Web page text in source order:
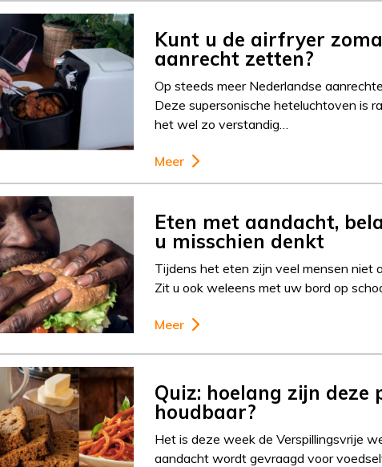
Kunt u de airfryer
aanrecht zetten?
Op steeds meer Nederlandse
Deze supersonische heteluchtoven is
het wel zo verstandig…
Meer
Eten met aandacht,
u misschien denkt
Tijdens het eten zijn veel mensen niet
Zit u ook weleens met uw bord op
Meer
Quiz: hoelang zijn deze
houdbaar?
Het is deze week de Verspillingsvrije
aandacht wordt gevraagd voor